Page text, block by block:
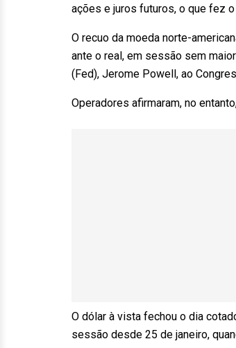
ações e juros futuros, o que fez
O recuo da moeda norte-
ante o real, em sessão sem
(Fed), Jerome Powell, ao
Operadores afirmaram, no
O dólar à vista fechou o dia
sessão desde 25 de janeiro,